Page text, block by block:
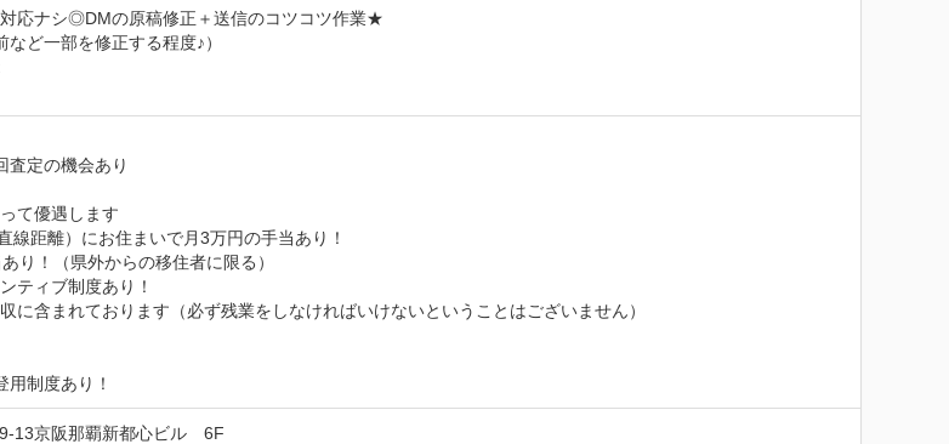
応ナシ◎DMの原稿修正＋送信のコツコツ作業★
ど一部を修正する程度♪）
査定の機会あり
て優遇します
線距離）にお住まいで月3万円の手当あり！
り！（県外からの移住者に限る）
ティブ制度あり！
に含まれております（必ず残業をしなければいけないということはございません）
制度あり！
13京阪那覇新都⼼ビル　6F